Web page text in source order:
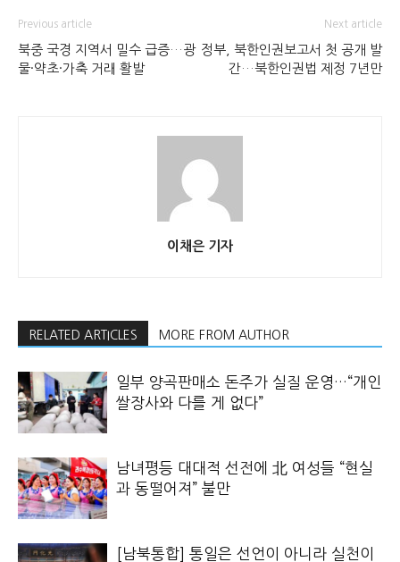
Previous article
북중 국경 지역서 밀수 급증…광
물·약초·가축 거래 활발
Next article
정부, 북한인권보고서 첫 공개 발
간…북한인권법 제정 7년만
이채은 기자
RELATED ARTICLES MORE FROM AUTHOR
일부 양곡판매소 돈주가 실질 운영…“개인
쌀장사와 다를 게 없다”
남녀평등 대대적 선전에 北 여성들 “현실
과 동떨어져” 불만
[남북통합] 통일은 선언이 아니라 실천이